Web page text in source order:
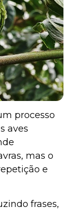
processo
aves
mas o
e
frases,